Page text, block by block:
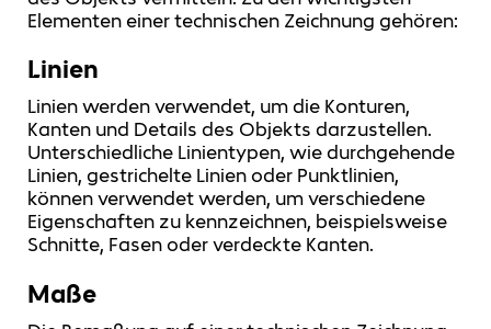
Elementen einer technischen Zeichnung gehören:
Linien
Linien werden verwendet, um die Konturen,
Kanten und Details des Objekts darzustellen.
Unterschiedliche Linientypen, wie durchgehende
Linien, gestrichelte Linien oder Punktlinien,
können verwendet werden, um verschiedene
Eigenschaften zu kennzeichnen, beispielsweise
Schnitte, Fasen oder verdeckte Kanten.
Maße